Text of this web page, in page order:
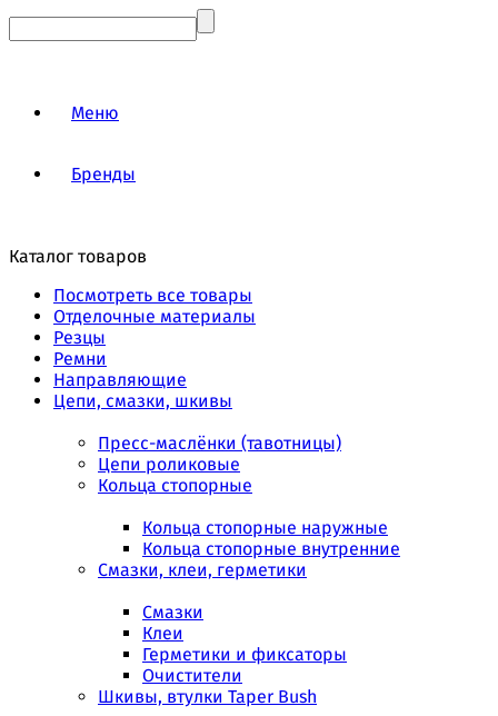
Меню
Бренды
Каталог товаров
Посмотреть все товары
Отделочные материалы
Резцы
Ремни
Направляющие
Цепи, смазки, шкивы
Пресс-маслёнки (тавотницы)
Цепи роликовые
Кольца стопорные
Кольца стопорные наружные
Кольца стопорные внутренние
Смазки, клеи, герметики
Смазки
Клеи
Герметики и фиксаторы
Очистители
Шкивы, втулки Taper Bush